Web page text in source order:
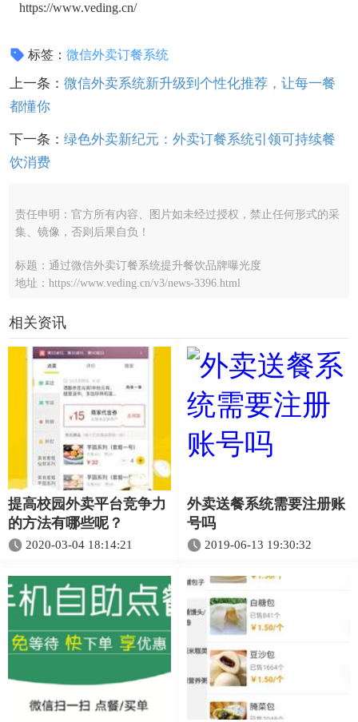
https://www.veding.cn/
标签：微信外卖订餐系统
上一条： 微信外卖系统新升级到个性化推荐，让每一餐
都懂你
下一条： 绿色外卖新纪元：外卖订餐系统引领可持续餐
饮消费
责任申明：官方所有内容、图片如未经过授权，禁止任何形式的采
集、镜像，否则后果自负！
标题：通过微信外卖订餐系统提升餐饮品牌曝光度
地址：https://www.veding.cn/v3/news-3396.html
相关资讯
提高校园外卖平台竞争力
的方法有哪些呢？
2020-03-04 18:14:21
外卖送餐系统需要注册账
号吗
2019-06-13 19:30:32